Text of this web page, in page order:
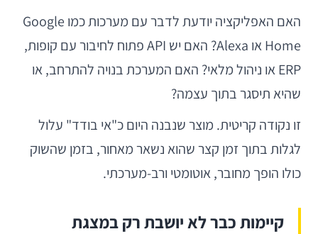
האם האפליקציה יודעת לדבר עם מערכות כמו Google
Home או Alexa? האם יש API פתוח לחיבור עם קופות,
ERP או ניהול מלאי? האם המערכת בנויה להתרחב, או
שהיא תיסגר בתוך עצמה?
זו נקודה קריטית. מוצר שנבנה היום כ"אי בודד" עלול
לגלות בתוך זמן קצר שהוא נשאר מאחור, בזמן שהשוק
כולו הופך מחובר, אוטומטי ורב-מערכתי.
קיימות כבר לא יושבת רק במצגת